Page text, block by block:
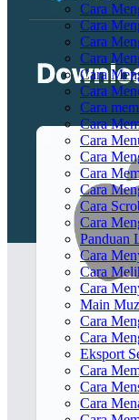
Cara
Cara
Cara
Cara
Cara
Cara
Cara
Cara
Cara
Cara
Cara
Cara
Cara
Cara
Panduan
Cara
Cara
Cara
Main
Cara
Cara
Eksport
Cara
Cara
Cara